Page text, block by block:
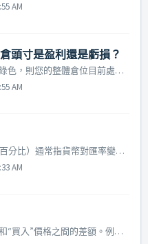
AM
頭寸是盈利還是虧損？
如果您的“未平倉盈虧”為綠色，則您的整體倉位目前處於盈利狀態。 如果您的“未平倉盈虧”為紅色，則您的整體倉位當前處於虧損狀態並顯示有負號。
AM
在金融市場中，點（點的百分比）通常指貨幣對匯率變化的最小單位。大多數主要貨幣對的定價均採用四位或五位小數，第四位小數為一點，第五位等於十分之一點。對於美元貨幣，點等於 1/100 美分。
AM
點差是工具的“賣出”價格和“買入”價格之間的差額。例如，如果蘋果股票差價合約的交易價格為 121.50 / 121.58，則意味著您可以以 121.50 賣出股票或以 121.58 買入股票。本例中的點差為 8 點。